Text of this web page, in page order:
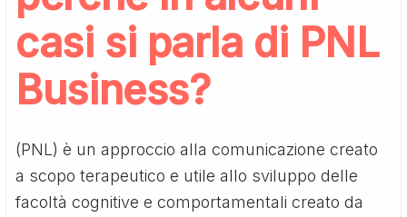
casi si parla di PNL
Business?
(PNL) è un approccio alla comunicazione creato
a scopo terapeutico e utile allo sviluppo delle
facoltà cognitive e comportamentali creato da